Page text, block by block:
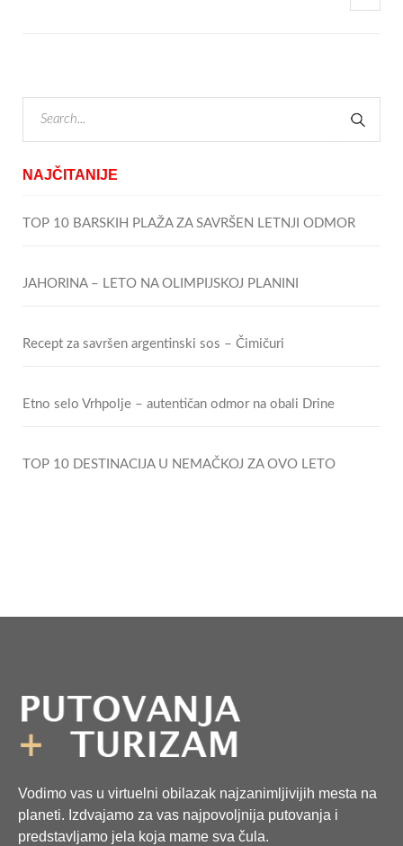
NAJČITANIJE
TOP 10 BARSKIH PLAŽA ZA SAVRŠEN LETNJI ODMOR
JAHORINA – LETO NA OLIMPIJSKOJ PLANINI
Recept za savršen argentinski sos – Čimičuri
Etno selo Vrhpolje – autentičan odmor na obali Drine
TOP 10 DESTINACIJA U NEMAČKOJ ZA OVO LETO
Vodimo vas u virtuelni obilazak najzanimljivijih mesta na
planeti. Izdvajamo za vas najpovoljnija putovanja i
predstavljamo jela koja mame sva čula.